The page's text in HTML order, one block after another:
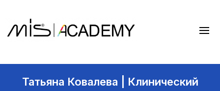
Татьяна Ковалева | Клинический